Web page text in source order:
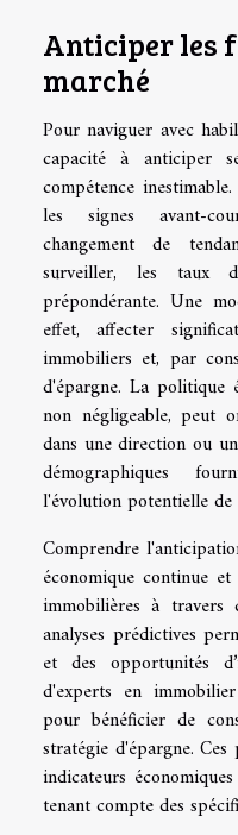
Anticiper les
marché
Pour naviguer avec
capacité à anticiper
compétence
les signes avant-
changement de
surveiller, les taux
prépondérante. Une
effet, affecter
immobiliers et, par
d'épargne. La politique
non négligeable, peut
dans une direction ou
démographiques
l'évolution potentielle de
Comprendre
économique continue
immobilières à travers
analyses prédictives
et des opportunités
d'experts en
pour bénéficier de
stratégie d'épargne.
indicateurs
tenant compte des